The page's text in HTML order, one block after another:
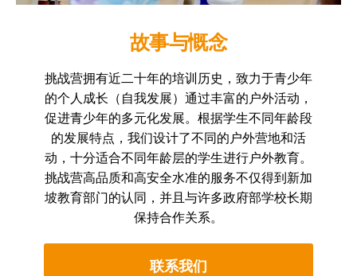
故事与慨念
挑战营拥有近二十年的培训历史，致力于青少年
的个人成长（自我发展）通过丰富的户外活动，
促进青少年的多元化发展。根据学生不同年龄段
的发展特点，我们设计了不同的户外营地和活
动，十分适合不同年龄层的学生进行户外教育。
挑战营高品质和高安全水准的服务不仅得到新加
坡教育部门的认同，并且与许多政府部学校长期
保持合作关系。
联系我们